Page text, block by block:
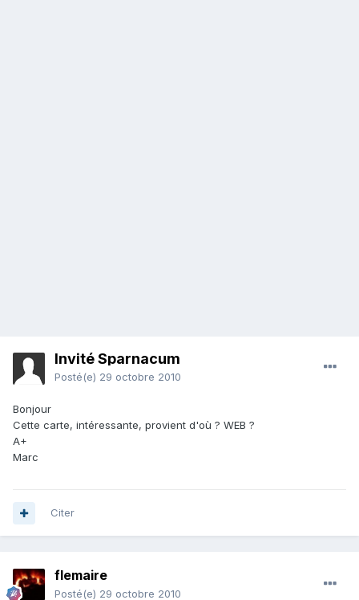
Invité Sparnacum
Posté(e) 29 octobre 2010
Bonjour
Cette carte, intéressante, provient d'où ? WEB ?
A+
Marc
Citer
flemaire
Posté(e) 29 octobre 2010